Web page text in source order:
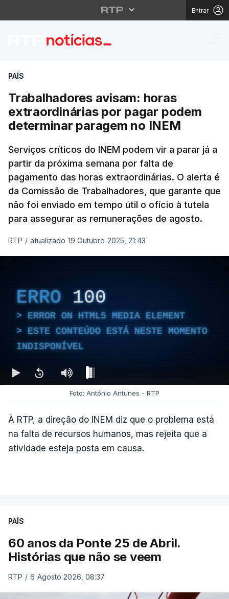
Entrar
Trabalhadores
PAÍS
Trabalhadores avisam: horas
extraordinárias por pagar podem
determinar paragem no INEM
Serviços críticos do INEM podem vir a parar já a
partir da próxima semana por falta de
pagamento das horas extraordinárias. O alerta é
da Comissão de Trabalhadores, que garante que
não foi enviado em tempo útil o ofício à tutela
para assegurar as remunerações de agosto.
RTP / atualizado 19 Outubro 2025, 21:43
ERRO 100
ERROR ON HTML5 MEDIA ELEMENT
ESTE CONTEÚDO ESTÁ NESTE MOMENTO
INDISPONÍVEL
Foto: António Antunes - RTP
À RTP, a direção do INEM diz que o problema está
na falta de recursos humanos, mas rejeita que a
atividade esteja posta em causa.
PAÍS
60 anos da Ponte 25 de Abril.
Histórias que não se veem
RTP / 6 Agosto 2026, 08:37